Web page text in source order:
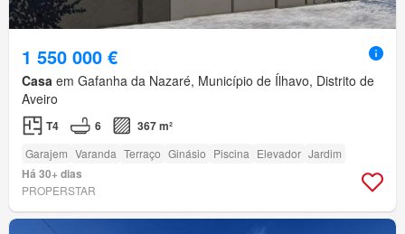
1 550 000 €
Casa em Gafanha da Nazaré, Município de Ílhavo, Distrito de
Aveiro
T4 6 367 m²
Garajem Varanda Terraço Ginásio Piscina Elevador Jardim
Há 30+ dias
PROPERSTAR